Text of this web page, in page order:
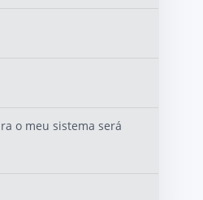
o meu sistema será